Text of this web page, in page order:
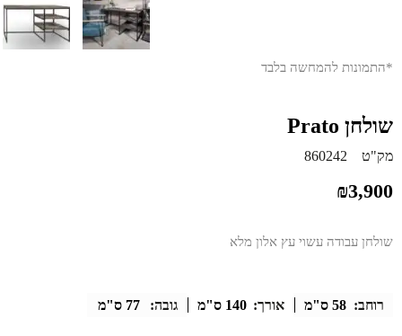
*התמונות להמחשה בלבד
שולחן Prato
מק"ט 860242
₪3,900
שולחן עבודה עשוי עץ אלון מלא
רוחב: 58 ס"מ אורך: 140 ס"מ גובה: 77 ס"מ